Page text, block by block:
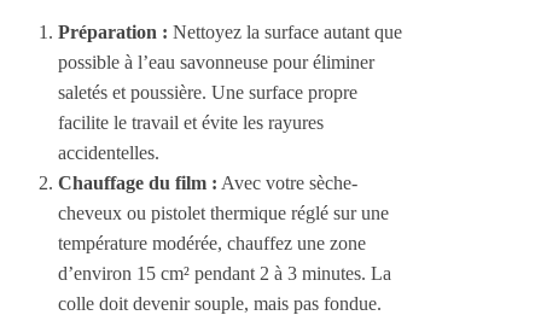
Préparation : Nettoyez la surface autant que
possible à l’eau savonneuse pour éliminer
saletés et poussière. Une surface propre
facilite le travail et évite les rayures
accidentelles.
Chauffage du film : Avec votre sèche-
cheveux ou pistolet thermique réglé sur une
température modérée, chauffez une zone
d’environ 15 cm² pendant 2 à 3 minutes. La
colle doit devenir souple, mais pas fondue.